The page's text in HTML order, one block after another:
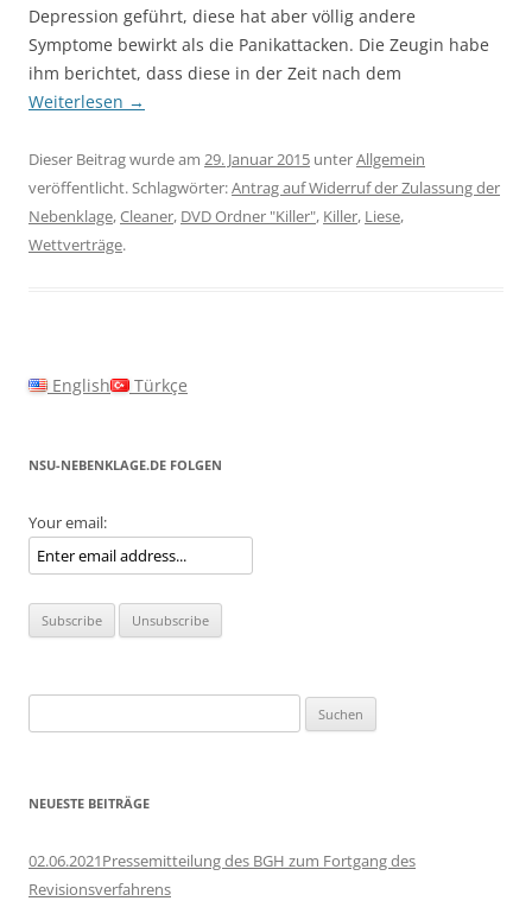
Depression geführt, diese hat aber völlig andere
Symptome bewirkt als die Panikattacken. Die Zeugin habe
ihm berichtet, dass diese in der Zeit nach dem
Weiterlesen →
Dieser Beitrag wurde am 29. Januar 2015 unterAllgemein
veröffentlicht. Schlagwörter:Antrag auf Widerruf der Zulassung der
Nebenklage,Cleaner, DVD Ordner "Killer", Killer, Liese,
Wettverträge.
English Türkçe
NSU-NEBENKLAGE.DE FOLGEN
Your email:
nach:
NEUESTE BEITRÄGE
02.06.2021Pressemitteilung des BGH zum Fortgang des
Revisionsverfahrens